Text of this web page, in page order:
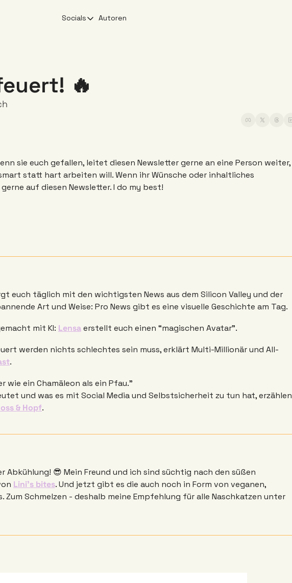
Socials
Socials
Linkedin
Autoren
🔥
sie euch gefallen, leitet diesen Newsletter gerne an eine Person weiter,
statt hart arbeiten will. Wenn ihr Wünsche oder inhaltliches
auf diesen Newsletter. I do my best!
euch täglich mit den wichtigsten News aus dem Silicon Valley und der
Art und Weise: Pro News gibt es eine visuelle Geschichte am Tag.
mit KI: Lensa erstellt euch einen “magischen Avatar”.
werden nichts schlechtes sein muss, erklärt Multi-Millionär und All-
.
wie ein Chamäleon als ein Pfau.”
und was es mit Social Media und Selbstsicherheit zu tun hat, erzählen
& Hopf.
Abkühlung! 😎 Mein Freund und ich sind süchtig nach den süßen
Lini’s bites. Und jetzt gibt es die auch noch in Form von veganen,
Zum Schmelzen - deshalb meine Empfehlung für alle Naschkatzen unter